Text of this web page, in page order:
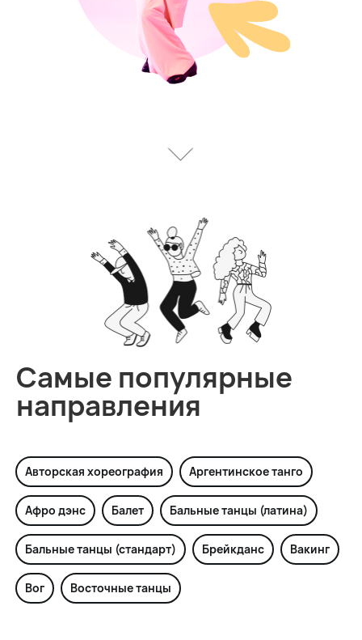
Самые популярные
направления
Авторская хореография Аргентинское танго
Афро дэнс Балет Бальные танцы (латина)
Бальные танцы (стандарт) Брейкданс Вакинг
Вог Восточные танцы